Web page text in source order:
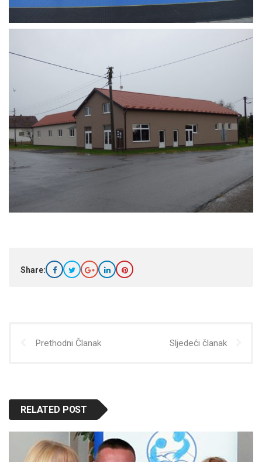
Share:
Prethodni Članak Sljedeći članak
RELATED POST